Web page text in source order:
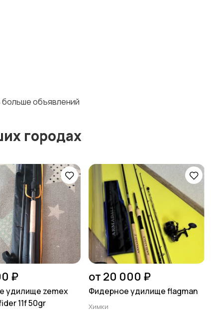
больше объявлений
городах
₽
удилище zemex
11f 50gr
от 20 000 ₽
Фидерное удилище flagman
Химки